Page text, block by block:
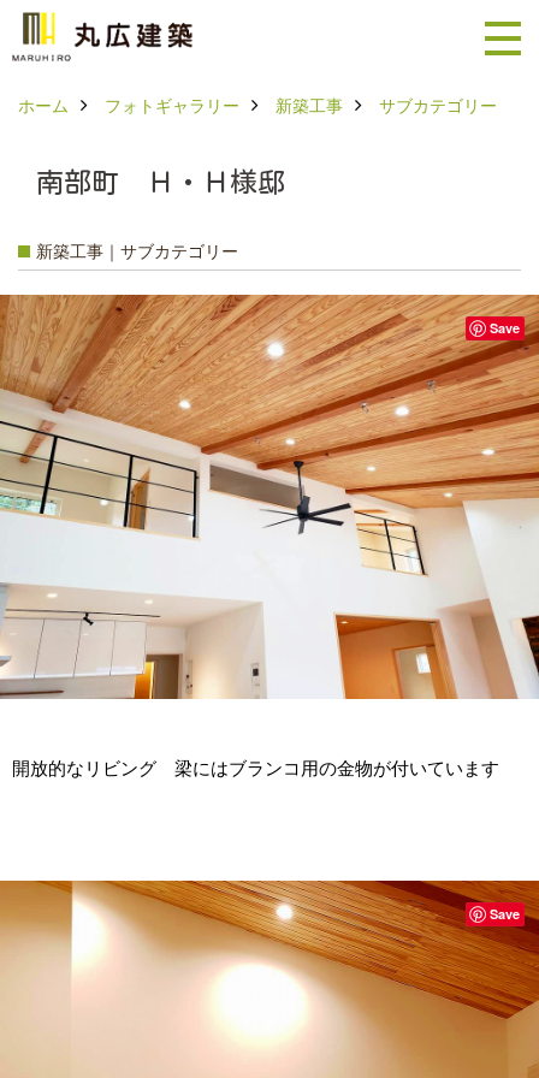
ホーム フォトギャラリー 新築工事 サブカテゴリー
南部町 Ｈ・Ｈ様邸
新築工事｜サブカテゴリー
開放的なリビング 梁にはブランコ用の金物が付いています
Save
Save